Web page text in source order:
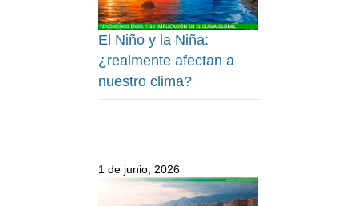
El Niño y la Niña:
¿realmente afectan a
nuestro clima?
1 de junio, 2026